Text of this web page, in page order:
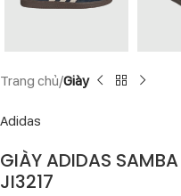
Trang chủ Giày
Adidas
GIÀY ADIDAS
JI3217